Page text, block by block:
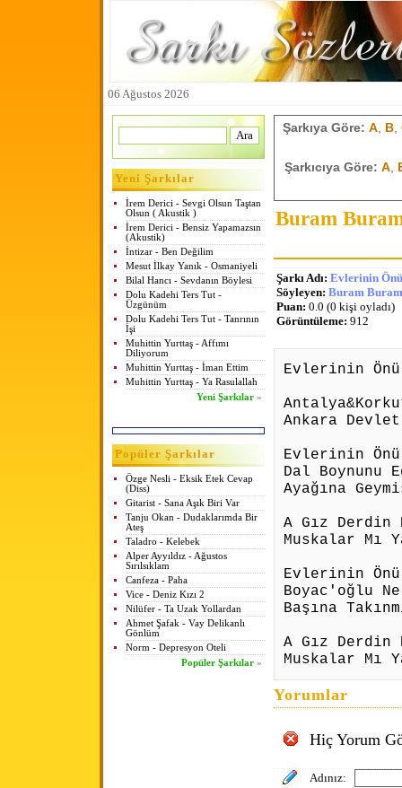
06 Ağustos 2026
Yeni Şarkılar
İrem Derici - Sevgi Olsun Taştan
Olsun ( Akustik )
İrem Derici - Bensiz Yapamazsın
(Akustik)
İntizar - Ben Değilim
Mesut İlkay Yanık - Osmaniyeli
Bilal Hancı - Sevdanın Böylesi
Dolu Kadehi Ters Tut -
Üzgünüm
Dolu Kadehi Ters Tut - Tanrının
İşi
Muhittin Yurttaş - Affımı
Diliyorum
Muhittin Yurttaş - İman Ettim
Muhittin Yurttaş - Ya Rasulallah
Yeni Şarkılar »
Popüler Şarkılar
Özge Nesli - Eksik Etek Cevap
(Diss)
Gitarist - Sana Aşık Biri Var
Tanju Okan - Dudaklarımda Bir
Ateş
Taladro - Kelebek
Alper Ayyıldız - Ağustos
Sırılsıklam
Canfeza - Paha
Vice - Deniz Kızı 2
Nilüfer - Ta Uzak Yollardan
Ahmet Şafak - Vay Delikanlı
Gönlüm
Norm - Depresyon Oteli
Popüler Şarkılar »
Şarkıya Göre: A, B,
Şarkıcıya Göre: A,
Buram
Şarkı Adı: Evlerinin
Söyleyen: Buram
Puan: 0.0 (0 kişi oyladı)
Görüntüleme: 912
Evlerinin
Ankara
Evlerinin
Dal Boynunu
Ayağına
A Gız Derdin
Muskalar Mı
Evlerinin
Boyac'oğlu
Başına
A Gız Derdin
Muskalar Mı
Yorumlar
Hiç Yorum
Adınız: